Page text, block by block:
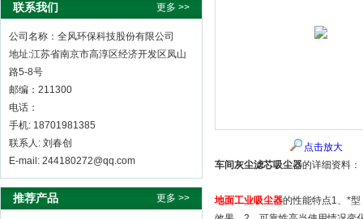
联系我们 更多 >>
公司名称：全风环保科技股份有限公司
地址:江苏省南京市高淳区经济开发区凤山
路5-8号
邮编：211300
电话：
手机: 18701981385
联系人: 刘春创
E-mail: 244180272@qq.com
推荐产品 更多 >>
点击放大
车间灰尘滤芯吸尘器的详细资料：
地面工业吸尘器的性能特点1、*